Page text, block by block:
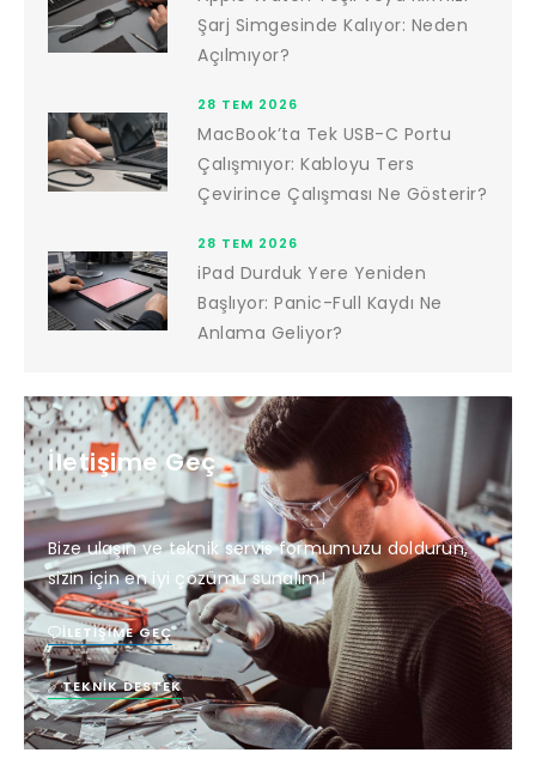
Şarj Simgesinde Kalıyor: Neden
Açılmıyor?
28 TEM 2026
MacBook’ta Tek USB-C Portu
Çalışmıyor: Kabloyu Ters
Çevirince Çalışması Ne Gösterir?
28 TEM 2026
iPad Durduk Yere Yeniden
Başlıyor: Panic-Full Kaydı Ne
Anlama Geliyor?
İletişime Geç
Bize ulaşın ve teknik servis formumuzu doldurun,
sizin için en iyi çözümü sunalım!
İLETIŞIME GEÇ
TEKNIK DESTEK